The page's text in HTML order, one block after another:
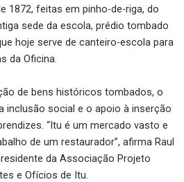
1872, feitas em pinho-de-riga, do
sede da escola, prédio tombado
hoje serve de canteiro-escola para
da Oficina.
de bens históricos tombados, o
inclusão social e o apoio à inserção
“Itu é um mercado vasto e
de um restaurador”, afirma Raul
da Associação Projeto
e Ofícios de Itu.